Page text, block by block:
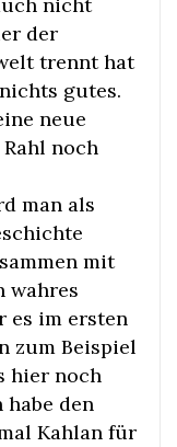
der
trennt hat
gutes.
neue
noch
man als
mit
wahres
es im ersten
zum Beispiel
hier noch
den
Kahlan für